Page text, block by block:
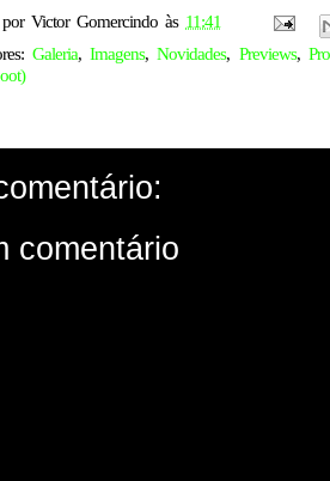
por Victor Gomercindo às 11:41
Galeria,Imagens,Novidades, Previews,
comentário